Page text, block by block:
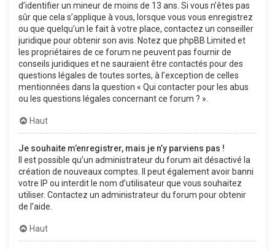
d’identifier un mineur de moins de 13 ans. Si vous n’êtes pas
sûr que cela s’applique à vous, lorsque vous vous enregistrez
ou que quelqu’un le fait à votre place, contactez un conseiller
juridique pour obtenir son avis. Notez que phpBB Limited et
les propriétaires de ce forum ne peuvent pas fournir de
conseils juridiques et ne sauraient être contactés pour des
questions légales de toutes sortes, à l’exception de celles
mentionnées dans la question « Qui contacter pour les abus
ou les questions légales concernant ce forum ? ».
Haut
Je souhaite m’enregistrer, mais je n’y parviens pas !
Il est possible qu’un administrateur du forum ait désactivé la
création de nouveaux comptes. Il peut également avoir banni
votre IP ou interdit le nom d’utilisateur que vous souhaitez
utiliser. Contactez un administrateur du forum pour obtenir
de l’aide.
Haut